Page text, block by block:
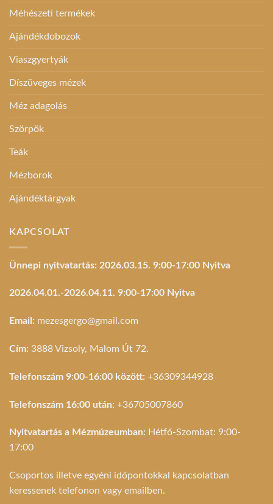
Méhészeti termékek
Ajándékdobozok
Viaszgyertyák
Díszüveges mézek
Méz adagolás
Szörpök
Teák
Mézborok
Ajándéktárgyak
KAPCSOLAT
Ünnepi nyitvatartás: 2026.03.15. 9:00-17:00 Nyitva
2026.04.01.-2026.04.11. 9:00-17:00 Nyitva
Email: mezesgergo@gmail.com
Cím: 3888 Vizsoly, Malom Út 72.
Telefonszám 9:00-16:00 között: +36309344928
Telefonszám 16:00 után: +36705007860
Nyitvatartás a Mézmúzeumban: Hétfő-Szombat: 9:00-
17:00
Csoportos illetve egyéni időpontokkal kapcsolatban
keressenek telefonon vagy emailben.